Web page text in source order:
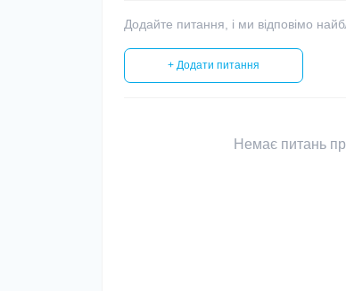
Додайте питання, і ми відповімо
+ Додати питання
Немає питань